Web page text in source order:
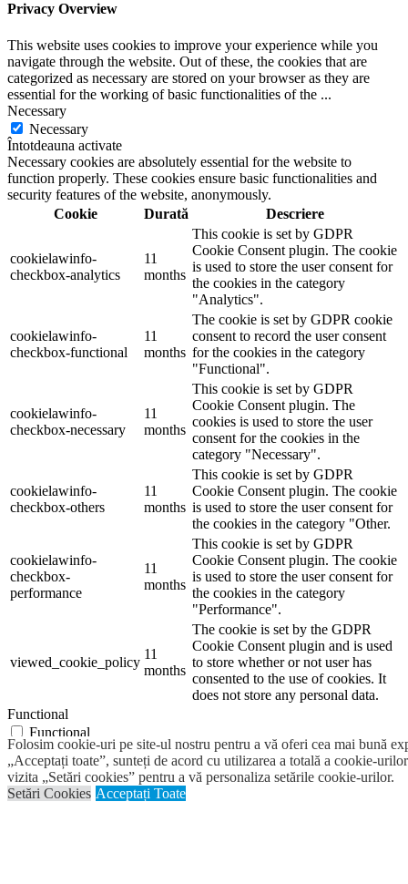
Folosim cookie-uri pe site-ul nostru pentru a vă oferi cea mai bună
„Acceptați toate”, sunteți de acord cu utilizarea a totală a cookie-
vizita „Setări cookies” pentru a vă personaliza setările cookie-urilor.
Setări Cookies Acceptați Toate
Privacy Overview
This website uses cookies to improve your experience while you
navigate through the website. Out of these, the cookies that are
categorized as necessary are stored on your browser as they are
essential for the working of basic functionalities of the ...
Necessary
Necessary
Întotdeauna activate
Necessary cookies are absolutely essential for the website to
function properly. These cookies ensure basic functionalities and
security features of the website, anonymously.
Cookie
Durată Descriere
cookielawinfo-
checkbox-analytics
11
months
This cookie is set by GDPR
Cookie Consent plugin. The cookie
is used to store the user consent for
the cookies in the category
"Analytics".
cookielawinfo-
checkbox-functional
11
months
The cookie is set by GDPR cookie
consent to record the user consent
for the cookies in the category
"Functional".
cookielawinfo-
checkbox-necessary
11
months
This cookie is set by GDPR
Cookie Consent plugin. The
cookies is used to store the user
consent for the cookies in the
category "Necessary".
cookielawinfo-
checkbox-others
11
months
This cookie is set by GDPR
Cookie Consent plugin. The cookie
is used to store the user consent for
the cookies in the category "Other.
cookielawinfo-
checkbox-
performance
11
months
This cookie is set by GDPR
Cookie Consent plugin. The cookie
is used to store the user consent for
the cookies in the category
"Performance".
viewed_cookie_policy
11
months
The cookie is set by the GDPR
Cookie Consent plugin and is used
to store whether or not user has
consented to the use of cookies. It
does not store any personal data.
Functional
Functional
Functional cookies help to perform certain functionalities like
sharing the content of the website on social media platforms, collect
feedbacks, and other third-party features.
Performance